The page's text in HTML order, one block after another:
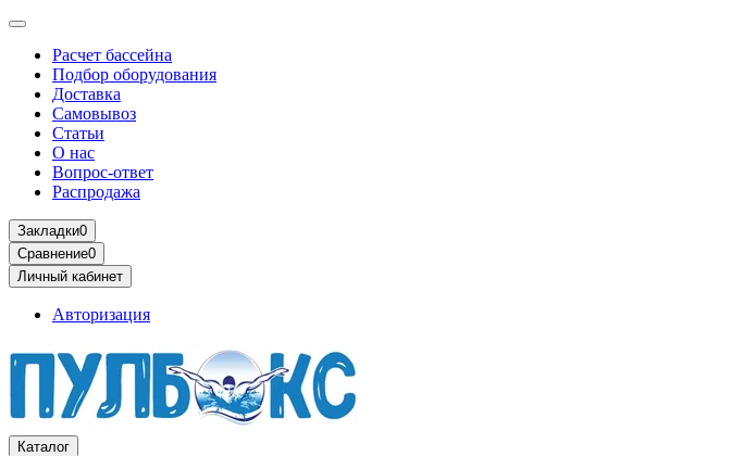
Расчет бассейна
Подбор оборудования
Доставка
Самовывоз
Статьи
О нас
Вопрос-ответ
Распродажа
Закладки0
Сравнение0
Личный кабинет
Авторизация
Каталог